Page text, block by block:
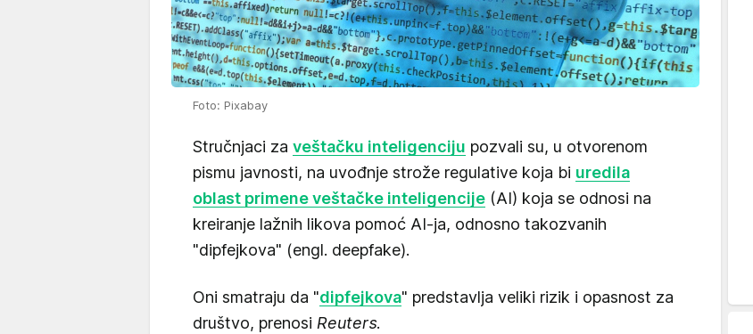
Foto: Pixabay
Stručnjaci za veštačku inteligenciju pozvali su, u otvorenom
pismu javnosti, na uvođnje strože regulative koja bi uredila
oblast primene veštačke inteligencije (AI) koja se odnosi na
kreiranje lažnih likova pomoć AI-ja, odnosno takozvanih
"dipfejkova" (engl. deepfake).
Oni smatraju da "dipfejkova" predstavlja veliki rizik i opasnost za
društvo, prenosi Reuters.